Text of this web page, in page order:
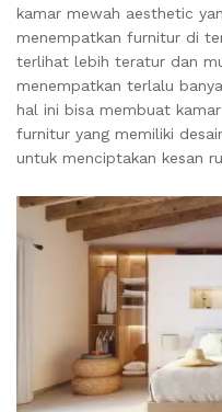
kamar mewah aesthetic
menempatkan furnitur di
terlihat lebih teratur dan
menempatkan terlalu
hal ini bisa membuat
furnitur yang memiliki
untuk menciptakan kesan